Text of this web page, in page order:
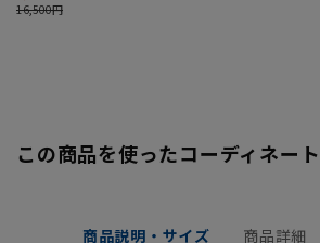
この商品を使ったコーディネート
商品説明・サイズ 商品詳細